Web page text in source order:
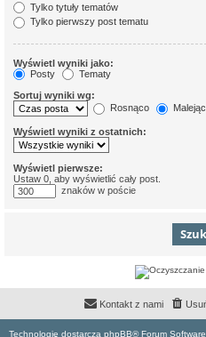
Tylko tytuły tematów
Tylko pierwszy post tematu
Wyświetl wyniki jako:
Posty
Tematy
Sortuj wyniki wg:
Rosnąco
Wyświetl wyniki z ostatnich:
Wyświetl pierwsze:
Ustaw 0, aby wyświetlić cały post.
znaków w poście
Kontakt z nami
Technologię dostarcza phpBB® Forum